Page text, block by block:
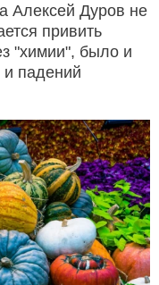
Алексей Дуров не
привить
"химии", было и
и падений